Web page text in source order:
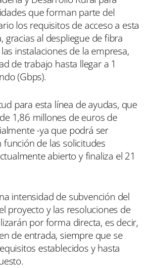
que forman parte del
los requisitos de acceso a esta
gracias al despliegue de fibra
instalaciones de la empresa,
de trabajo hasta llegar a 1
(Gbps).
para esta línea de ayudas, que
1,86 millones de euros de
-ya que podrá ser
de las solicitudes
abierto y finaliza el 21
intensidad de subvención del
proyecto y las resoluciones de
por forma directa, es decir,
de entrada, siempre que se
establecidos y hasta